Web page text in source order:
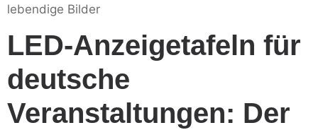
LED-Anzeigetafeln für
deutsche
Veranstaltungen: Der